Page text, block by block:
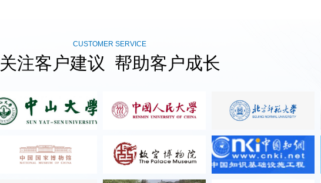
CUSTOMER SERVICE
关注客户建议 帮助客户成长